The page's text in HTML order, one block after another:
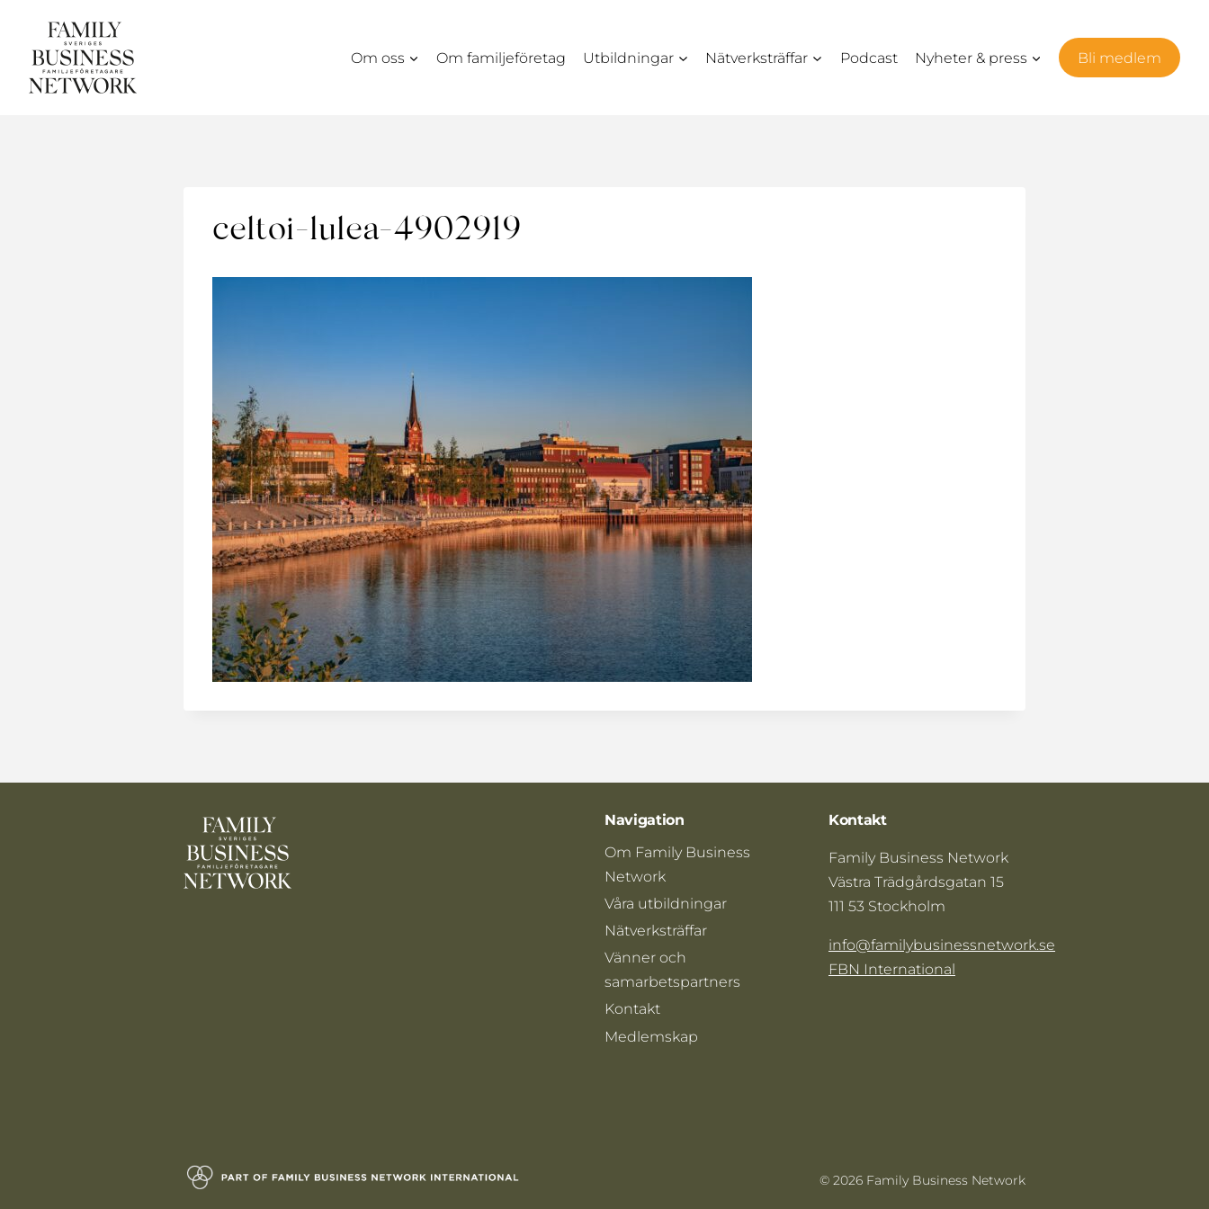
content
Om oss Om familjeföretag Utbildningar Nätverksträffar Podcast Nyheter & press Bli medlem
celtoi-lulea-4902919
Navigation
Om Family Business
Network
Våra utbildningar
Nätverksträffar
Vänner och
samarbetspartners
Kontakt
Medlemskap
Kontakt
Family Business Network
Västra Trädgårdsgatan 15
111 53 Stockholm
info@familybusinessnetwork.se
FBN International
© 2026 Family Business Network